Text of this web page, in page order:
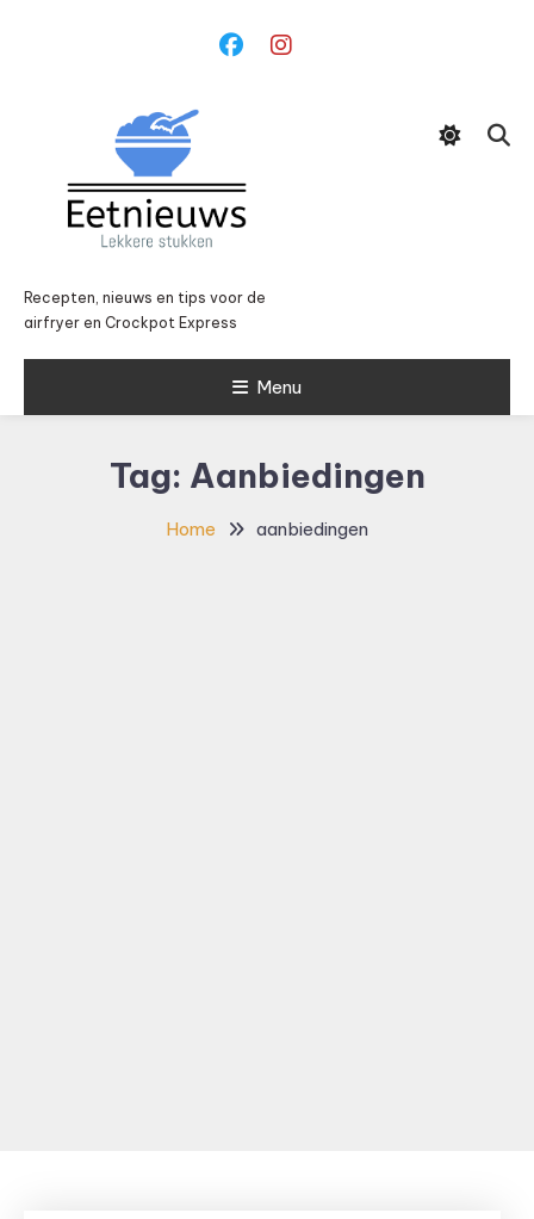
Recepten, nieuws en tips voor de
airfryer en Crockpot Express
Menu
Tag: Aanbiedingen
Home aanbiedingen